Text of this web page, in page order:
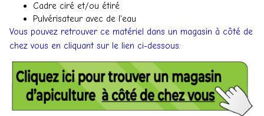
Cadre ciré et/ou étiré
Pulvérisateur avec de l'eau
Vous pouvez retrouver ce matériel dans un magasin à côté de
chez vous en cliquant sur le lien ci-dessous: